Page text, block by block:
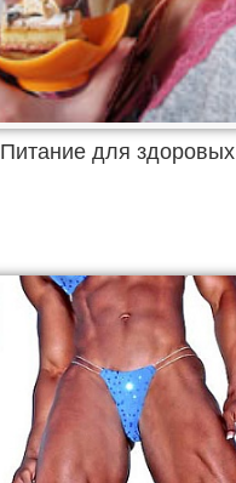
Питание для здоровых